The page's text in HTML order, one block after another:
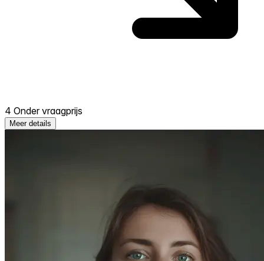
4 Onder vraagprijs
Meer details